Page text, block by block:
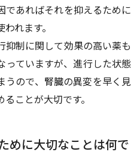
であればそれを抑えるために
れます。
抑制に関して効果の高い薬も
っていますが、進行した状態
うので、腎臓の異変を早く見
ことが大切です。
めに大切なことは何で